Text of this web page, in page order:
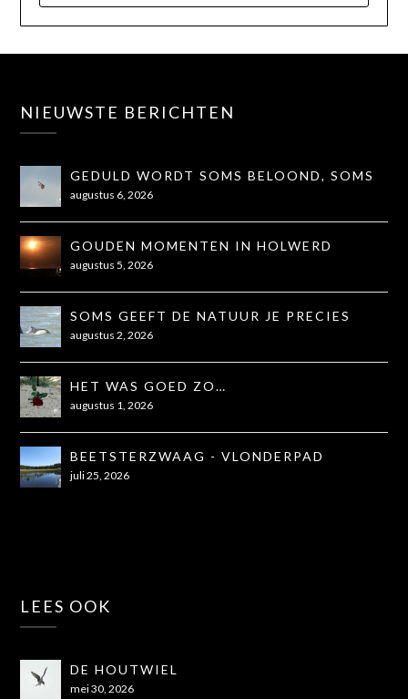
NIEUWSTE BERICHTEN
GEDULD WORDT SOMS BELOOND, SOMS
OOK NIET...
augustus 6, 2026
GOUDEN MOMENTEN IN HOLWERD
augustus 5, 2026
SOMS GEEFT DE NATUUR JE PRECIES
WAT JE NODIG HEBT
augustus 2, 2026
HET WAS GOED ZO…
augustus 1, 2026
BEETSTERZWAAG - VLONDERPAD
juli 25, 2026
LEES OOK
DE HOUTWIEL
mei 30, 2026